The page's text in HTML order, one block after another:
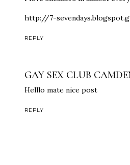
http://7-
REPLY
GAY SEX CLUB
Helllo mate nice post
REPLY